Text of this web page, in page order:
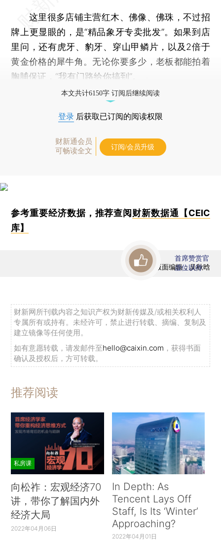
这里很多店铺主营红木、佛像、佛珠，不过招
牌上更显眼的，是“精品象牙专卖批发”。如果到店
里问，还有虎牙、豹牙、穿山甲鳞片，以及2倍于
黄金价格的犀牛角。无论你要多少，老板都能拍着
胸脯保证，“我有门路给你搞到”。
本文共计6150字 订阅后继续阅读
登录 后获取已订阅的阅读权限
财新通会员
可畅读全文
订阅/会员升级
参考重要经济数据，推荐查阅财新数据通【CEIC
库】
版面编辑：吴秋晗
首席赞赏官
虚位以待
财新网所刊载内容之知识产权为财新传媒及/或相关权利人
专属所有或持有。未经许可，禁止进行转载、摘编、复制及
建立镜像等任何使用。
如有意愿转载，请发邮件至hello@caixin.com ，获得书面
确认及授权后，方可转载。
推荐阅读
私房课
向松祚：宏观经济70
讲，带你了解国内外
经济大局
2022年04月06日
In Depth: As
Tencent Lays Off
Staff, Is Its ‘Winter’
Approaching?
2022年04月01日